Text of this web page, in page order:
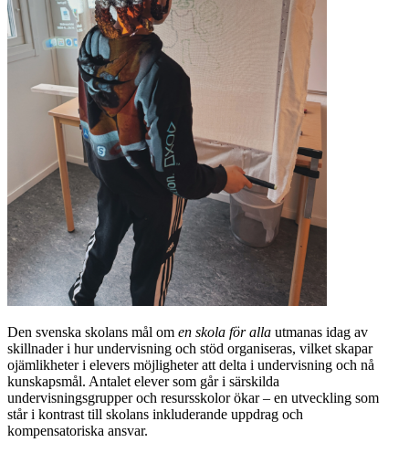
Den svenska skolans mål om en skola för alla utmanas idag av
skillnader i hur undervisning och stöd organiseras, vilket skapar
ojämlikheter i elevers möjligheter att delta i undervisning och nå
kunskapsmål. Antalet elever som går i särskilda
undervisningsgrupper och resursskolor ökar – en utveckling som
står i kontrast till skolans inkluderande uppdrag och
kompensatoriska ansvar.